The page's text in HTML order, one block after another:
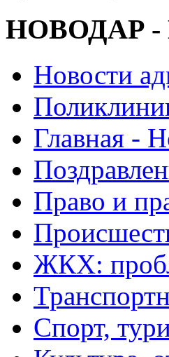
НОВОДАР -
Новости
Главная -
Право и
ЖКХ:
Спорт,